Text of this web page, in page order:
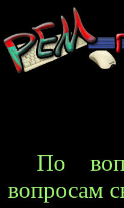
По
вопросам